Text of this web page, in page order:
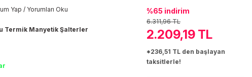
Yap / Yorumları Oku
Termik Manyetik Şalterler
%65 indirim
6.311,96 TL
2.209,19 TL
*236,51 TL den başlayan
taksitlerle!